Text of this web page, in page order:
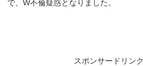
で、W不倫疑惑となりました。
スポンサードリンク